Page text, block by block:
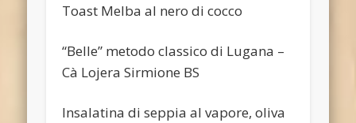
Toast Melba al nero di cocco
“Belle” metodo classico di Lugana –
Cà Lojera Sirmione BS
Insalatina di seppia al vapore, oliva